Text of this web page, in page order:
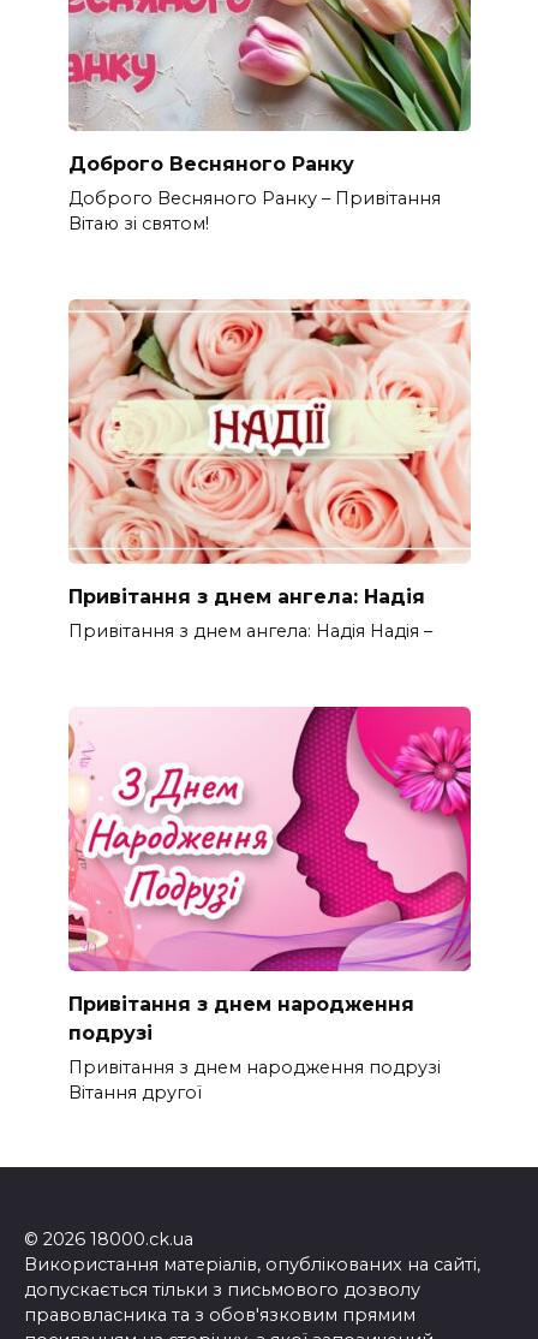
Доброго Весняного Ранку
Доброго Весняного Ранку – Привітання
Вітаю зі святом!
Привітання з днем ангела: Надія
Привітання з днем ангела: Надія Надія –
Привітання з днем народження
подрузі
Привітання з днем народження подрузі
Вітання другої
© 2026 18000.ck.ua
Використання матеріалів, опублікованих на сайті,
допускається тільки з письмового дозволу
правовласника та з обов'язковим прямим